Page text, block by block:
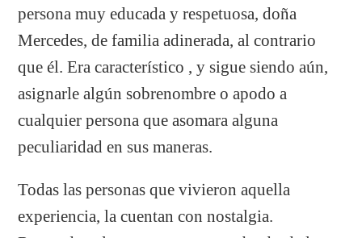
persona muy educada y respetuosa, doña
Mercedes, de familia adinerada, al contrario
que él. Era característico , y sigue siendo aún,
asignarle algún sobrenombre o apodo a
cualquier persona que asomara alguna
peculiaridad en sus maneras.
Todas las personas que vivieron aquella
experiencia, la cuentan con nostalgia.